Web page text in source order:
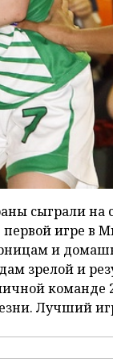
сыграли на
первой игре
и
зрелой и
команде
Лучший